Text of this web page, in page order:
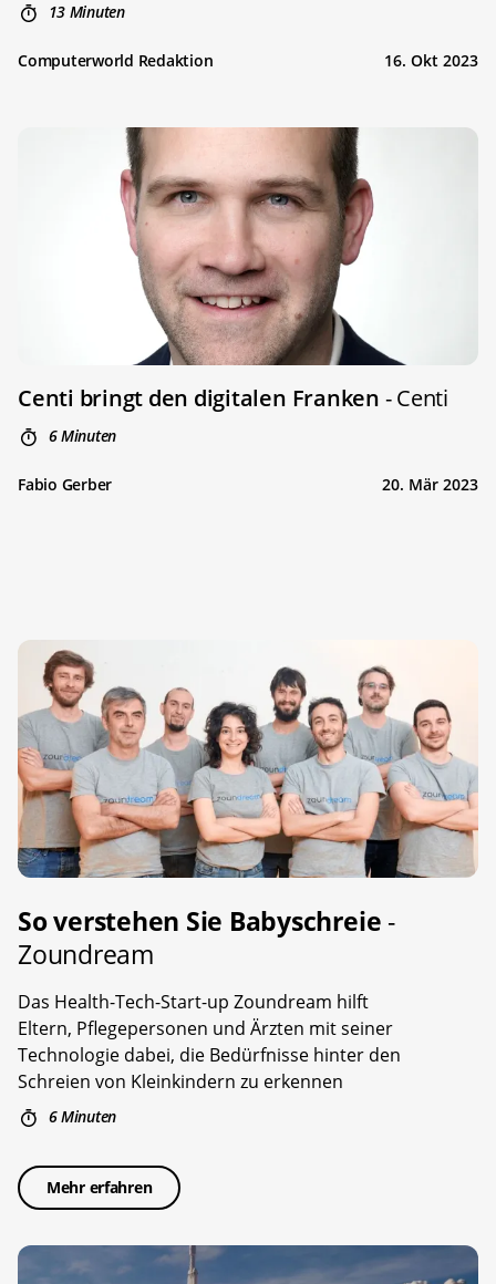
13 Minuten
Computerworld Redaktion 16. Okt 2023
Centi bringt den digitalen Franken - Centi
6 Minuten
Fabio Gerber 20. Mär 2023
So verstehen Sie Babyschreie -
Zoundream
Das Health-Tech-Start-up Zoundream hilft
Eltern, Pflegepersonen und Ärzten mit seiner
Technologie dabei, die Bedürfnisse hinter den
Schreien von Kleinkindern zu erkennen
6 Minuten
Mehr erfahren